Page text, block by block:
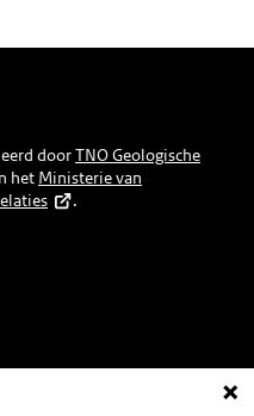
doorTNO Geologische
het Ministerie van
.